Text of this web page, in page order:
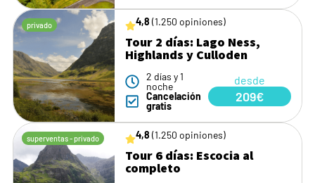
privado 4,8 (1.250 opiniones)
Tour 2 días: Lago Ness,
Highlands y Culloden
2 días y 1
noche
Cancelación
gratis
desde
209€
superventas - privado 4,8 (1.250 opiniones)
Tour 6 días: Escocia al
completo